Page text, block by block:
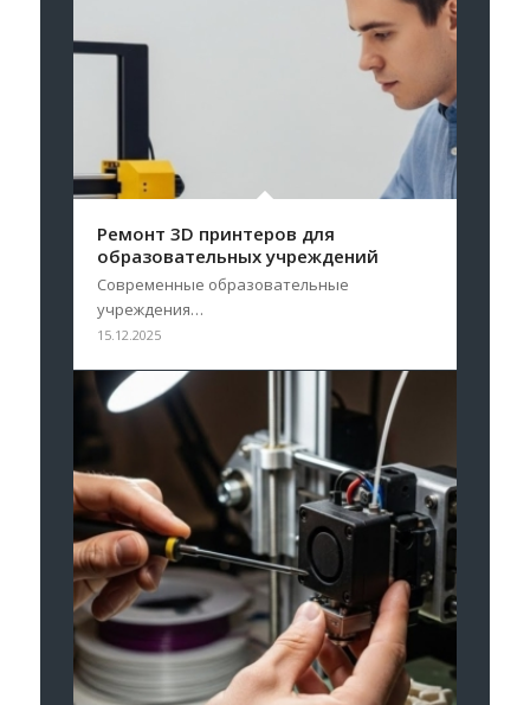
Ремонт 3D принтеров для
образовательных учреждений
Современные образовательные
учреждения…
15.12.2025